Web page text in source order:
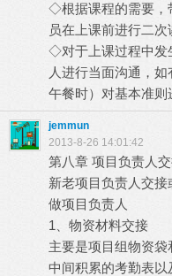
◇根据课程的需要，
员在上课前进行二次
◇对于上课过程中发
人进行当面沟通，
午餐时）对基本准则
jemmun
2013-8-26 14:01:42
第八章 项目负责人
新老项目负责人交
做项目负责人
1、物资材料交接
主要是项目组物资袋
中间积累的考勤表